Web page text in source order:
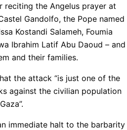
reciting the Angelus prayer at
Gandolfo, the Pope named
Kostandi Salameh, Foumia
Ibrahim Latif Abu Daoud – and
and their families.
the attack “is just one of the
against the civilian population
immediate halt to the barbarity